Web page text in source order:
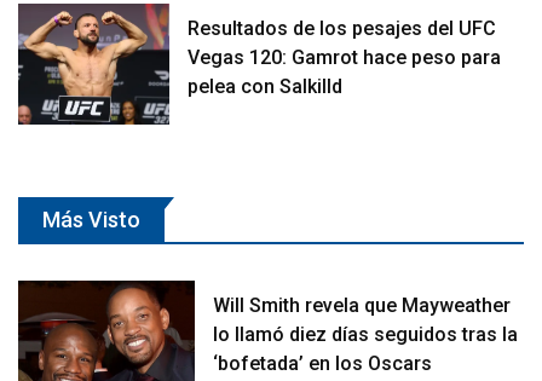
Resultados de los pesajes del UFC
Vegas 120: Gamrot hace peso para
pelea con Salkilld
Más Visto
Will Smith revela que Mayweather
lo llamó diez días seguidos tras la
‘bofetada’ en los Oscars